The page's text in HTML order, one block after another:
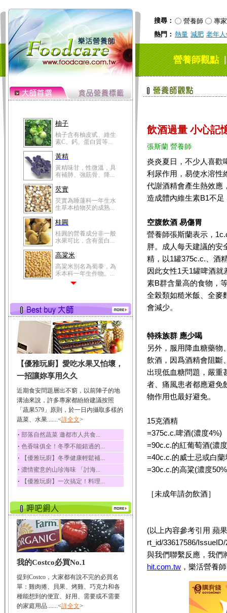
搜尋： 營養師
專家
熱門： 熱量 減肥 老年
營養師觀點
柚子
柚子含有柚皮甙、維生
素C、鈣、蛋白質等...
黃精
黃精味甘，性微溫，具
有補肺、強筋骨、降...
芡實
芡實為睡蓮科一年生水
生草本植物芡的成熟...
桂圓
桂圓的營養成分非一般
水果可比，含有蛋白...
高粱米
高粱米別名為蜀黍，為
禾本科一年生作物。...
有蛋白質、脂肪、磷...
鮪魚
鮪魚肚肉中的不飽和脂
肪酸內富含EPA和DH...
韭菜
韭菜所含的膳食纖維能
幫助消化與通便；揮...
冬瓜
冬瓜營養價值高，鈉含
量極低是水腫病人的...
豆豉
豆豉裡頭含有營養的蛋
白質、脂肪、鈣、磷...
榛果
榛果裡所含的營養素有
蛋白質、脂肪、醣類...
迷迭香
酸、迷迭香酸、植物...
咖啡
咖啡中的咖啡因會刺激
中樞神經系統，特別...
椰子
椰子含有糖類、脂肪、
荔枝
荔枝性質溫和所含的營
養素有醣類、檸檬酸...
【優雅玩廚】愛吃水果又怕壞，
一招讓妳享用久久
近期食安問題層出不窮，以前陣子的地
溝油來說，許多專家都紛紛建議按照
「蔬果579」原則，於一日內攝取多樣的
蔬菜、水果.......<詳全文>
‧ 部落自然蔬菜 邀都市人共食...
‧ 色香味俱全！冬季不能錯過的...
‧ 【優雅玩廚】冬季健康輕鬆補...
‧ 濃情蜜意的山珍海味 「討海...
‧ 【優雅玩廚】一次搞定！料理...
我的Costco必買No.1
提到Costco，大家都有說不完的必買名
單：雞肉捲、貝果、烤雞、巧克力和各
種能想到的便宜、好用、需要或不需要
的家庭用品.......<詳全文>
飲酒過量 小心記
張斯蘭 營養師
炎炎夏日，不少人喜歡
利尿作用，易使水溶性
代謝酒精會產生熱效應
造成體內維生素B1不
空腹飲酒 易傷胃
營養師張斯蘭表示，
胖。成人每天建議的安
精，以1罐375c.c.、酒
因此女性1天1罐啤酒
素B群含量高的食物，
全榖類如糙米飯、全麥
會減少。
特殊族群 應少喝
另外，服用降血糖藥物
飲酒，因爲酒精會阻斷
出現低血糖問題，嚴重
者、痛風患者都應避免
物作用也最好避免。
15克酒精
=375c.c.啤酒(濃度4%)
=90c.c.的紅葡萄酒(濃
=40c.c.的威士忌或白蘭
=30c.c.的高粱(濃度
［未成年請勿飲酒］
(以上內容參考引用 蘋
rt_id/33617586/
與我們聯繫反應，我們
hit.com.tw ，樂活營養